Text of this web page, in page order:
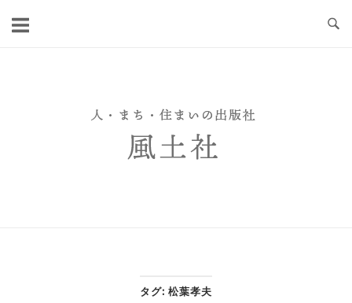
タグ: 松葉孝夫